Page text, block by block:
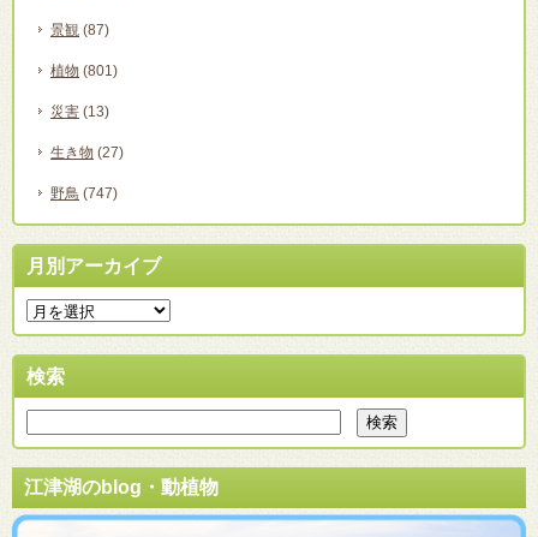
景観 (87)
植物 (801)
災害 (13)
生き物 (27)
野鳥 (747)
月別アーカイブ
検索
江津湖のblog・動植物